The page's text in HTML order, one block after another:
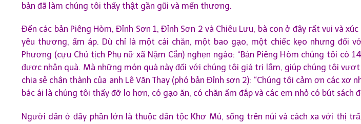
bản đã làm chúng tôi thấy thật gần gũi và mến thương.
Đến các bản Piêng Hòm, Đỉnh Sơn 1, Đỉnh Sơn 2 và Chiêu Lưu, bà con ở đây rất vui và
yêu thương, ấm áp. Dù chỉ là một cái chăn, một bao gạo, một chiếc kẹo nhưng đối
Phương (cựu Chủ tịch Phụ nữ xã Nậm Cắn) nghẹn ngào: “Bản Piêng Hòm chúng tôi có
được nhận quà. Mà những món quà này đối với chúng tôi giá trị lắm, giúp chúng tôi
chia sẻ chân thành của anh Lê Văn Thay (phó bản Đỉnh sơn 2): “Chúng tôi cảm ơn các xơ
bác ái là chúng tôi thấy đỡ lo hơn, có gạo ăn, có chăn ấm đắp và các em nhỏ có bút sách
Người dân ở đây phần lớn là thuộc dân tộc Khơ Mú, sống trên núi và cách xa với thị